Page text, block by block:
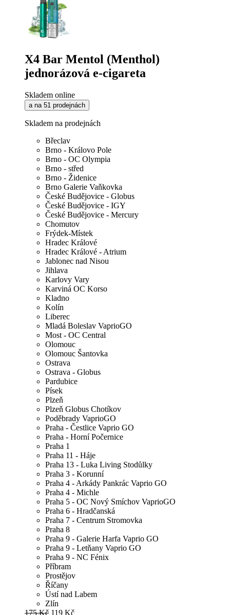
X4 Bar Mentol (Menthol)
jednorázová e-cigareta
Skladem online
a na 51 prodejnách
Skladem na prodejnách
Břeclav
Brno - Královo Pole
Brno - OC Olympia
Brno - střed
Brno - Židenice
Brno Galerie Vaňkovka
České Budějovice - Globus
České Budějovice - IGY
České Budějovice - Mercury
Chomutov
Frýdek-Místek
Hradec Králové
Hradec Králové - Atrium
Jablonec nad Nisou
Jihlava
Karlovy Vary
Karviná OC Korso
Kladno
Kolín
Liberec
Mladá Boleslav VaprioGO
Most - OC Central
Olomouc
Olomouc Šantovka
Ostrava
Ostrava - Globus
Pardubice
Písek
Plzeň
Plzeň Globus Chotíkov
Poděbrady VaprioGO
Praha - Čestlice Vaprio GO
Praha - Horní Počernice
Praha 1
Praha 11 - Háje
Praha 13 - Luka Living Stodůlky
Praha 3 - Korunní
Praha 4 - Arkády Pankrác Vaprio GO
Praha 4 - Michle
Praha 5 - OC Nový Smíchov VaprioGO
Praha 6 - Hradčanská
Praha 7 - Centrum Stromovka
Praha 8
Praha 9 - Galerie Harfa Vaprio GO
Praha 9 - Letňany Vaprio GO
Praha 9 - NC Fénix
Příbram
Prostějov
Říčany
Ústí nad Labem
Zlín
175 Kč 119 Kč